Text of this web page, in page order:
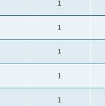
1
1
1
1
1